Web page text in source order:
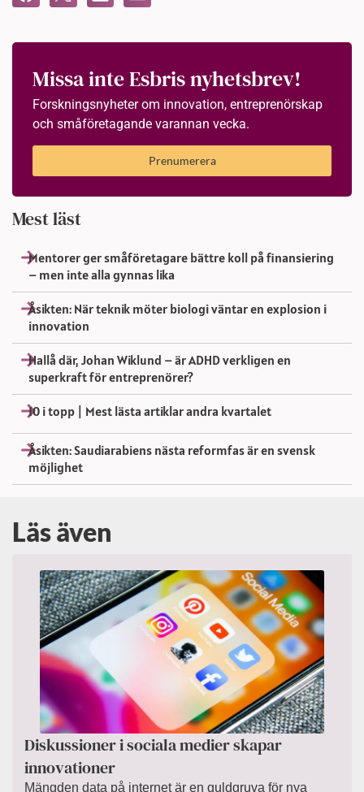
Missa inte Esbris nyhetsbrev!
Forskningsnyheter om innovation, entreprenörskap
och småföretagande varannan vecka.
Prenumerera
Mest läst
Mentorer ger småföretagare bättre koll på finansiering
– men inte alla gynnas lika
Åsikten: När teknik möter biologi väntar en explosion i
innovation
Hallå där, Johan Wiklund – är ADHD verkligen en
superkraft för entreprenörer?
10 i topp | Mest lästa artiklar andra kvartalet
Åsikten: Saudiarabiens nästa reformfas är en svensk
möjlighet
Läs även
Diskussioner i sociala medier skapar
innovationer
Mängden data på internet är en guldgruva för nya